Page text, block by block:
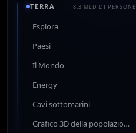
TERRA 8,3 MLD DI PERSONE
Esplora
Paesi
Il Mondo
Energy
Cavi sottomarini
Grafico 3D della popolazione